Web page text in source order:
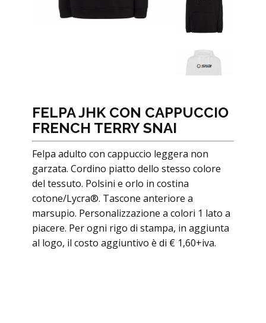
FELPA JHK CON CAPPUCCIO
FRENCH TERRY SNAI
Felpa adulto con cappuccio leggera non
garzata. Cordino piatto dello stesso colore
del tessuto. Polsini e orlo in costina
cotone/Lycra®. Tascone anteriore a
marsupio. Personalizzazione a colori 1 lato a
piacere. Per ogni rigo di stampa, in aggiunta
al logo, il costo aggiuntivo è di € 1,60+iva.